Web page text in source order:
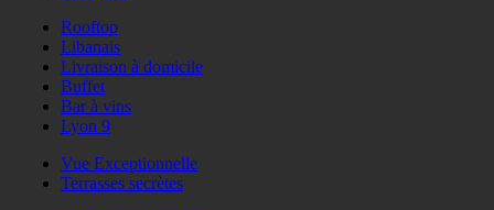
Rooftop
Libanais
Livraison à domicile
Buffet
Bar à vins
Lyon 9
Vue Exceptionnelle
Terrasses secrètes